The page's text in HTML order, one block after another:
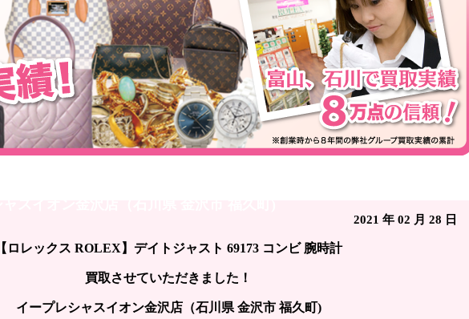
2021 年 02 月 28 日
【ロレックス ROLEX】デイトジャスト 69173 コンビ 腕時計
買取させていただきました！
イープレシャスイオン金沢店（石川県 金沢市 福久町)